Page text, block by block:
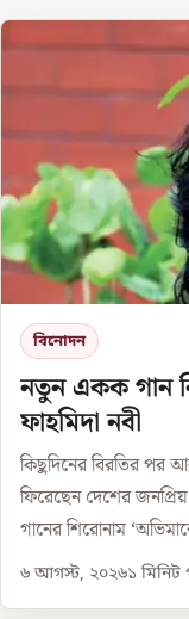
বিনোদন
নতুন একক গান
ফাহমিদা নবী
কিছুদিনের বিরতির পর
ফিরেছেন দেশের
গানের শিরোনাম
৬ আগস্ট, ২০২৬১ মিনিট